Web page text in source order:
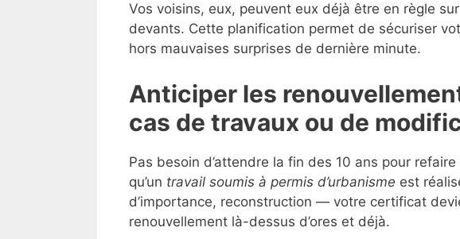
Vos voisins, eux, peuvent eux déjà être en règle
devants. Cette planification permet de sécuriser
hors mauvaises surprises de dernière minute.
Anticiper les
cas de travaux ou de
Pas besoin d’attendre la fin des 10 ans pour
qu’un travail soumis à permis d’urbanisme est
d’importance, reconstruction — votre certificat
renouvellement là-dessus d’ores et déjà.